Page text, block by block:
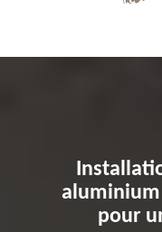
aluminium
pour